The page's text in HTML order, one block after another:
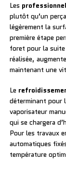
Les
plutôt qu’un
légèrement la
première étape
foret pour la
réalisée,
maintenant une
Le
déterminant pour
vaporisateur
qui se chargera
Pour les travaux
automatiques
température